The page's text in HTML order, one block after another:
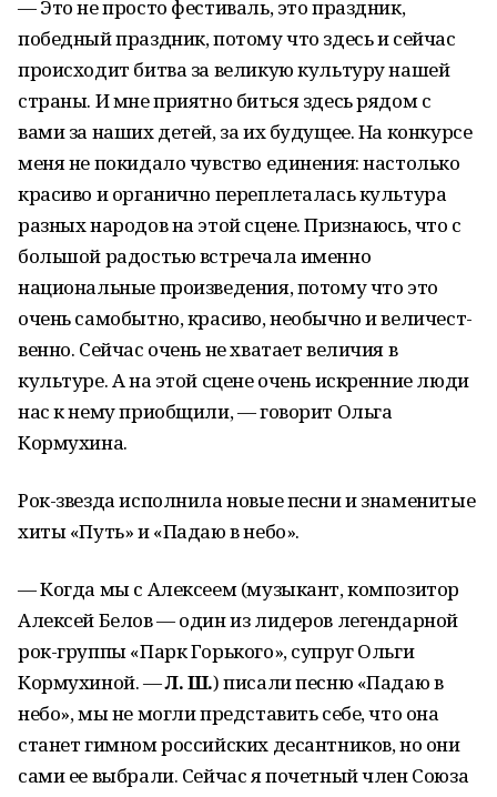
— Это не просто фестиваль, это праздник,
победный праздник, потому что здесь и сейчас
происходит битва за великую культуру нашей
страны. И мне приятно биться здесь рядом с
вами за наших детей, за их будущее. На конкурсе
меня не покидало чувство единения: настолько
красиво и органично переплеталась культура
разных народов на этой сцене. Признаюсь, что с
большой радостью встречала именно
национальные произведения, потому что это
очень самобытно, красиво, необычно и величест-
венно. Сейчас очень не хватает величия в
культуре. А на этой сцене очень искренние люди
нас к нему приобщили, — говорит Ольга
Кормухина.
Рок-звезда исполнила новые песни и знаменитые
хиты «Путь» и «Падаю в небо».
— Когда мы с Алексеем (музыкант, композитор
Алексей Белов — один из лидеров легендарной
рок-группы «Парк Горького», супруг Ольги
Кормухиной. —Л. Ш.) писали песню «Падаю в
небо», мы не могли представить себе, что она
станет гимном российских десантников, но они
сами ее выбрали. Сейчас я почетный член Союза